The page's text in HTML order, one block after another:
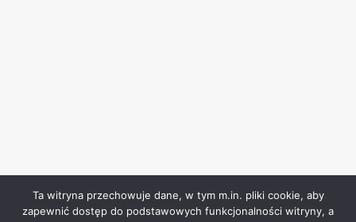
Ta witryna przechowuje dane, w tym m.in. pliki cookie, aby
zapewnić dostęp do podstawowych funkcjonalności witryny, a